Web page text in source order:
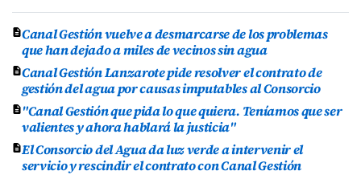
Canal Gestión vuelve a desmarcarse de los problemas
que han dejado a miles de vecinos sin agua
Canal Gestión Lanzarote pide resolver el contrato de
gestión del agua por causas imputables al Consorcio
"Canal Gestión que pida lo que quiera. Teníamos que ser
valientes y ahora hablará la justicia"
El Consorcio del Agua da luz verde a intervenir el
servicio y rescindir el contrato con Canal Gestión